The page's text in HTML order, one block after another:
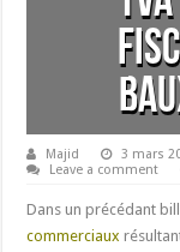
Majid 3 mars
Leave a comment
Dans un précédant
commerciaux